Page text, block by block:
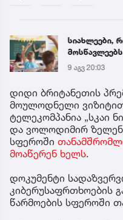
სიახლეები,
სექტემბერს
დახვდებათ
9 აგვ 20:03
დიდი ბრიტანეთის
მოულოდნელი ვიზიტით
ტელეკომპანია „სკაი
და ვოლოდიმირ
სფეროში
მოაწერენ ხელს.
დოკუმენტი
კიბერუსაფრთხოების
წარმოების სფეროში